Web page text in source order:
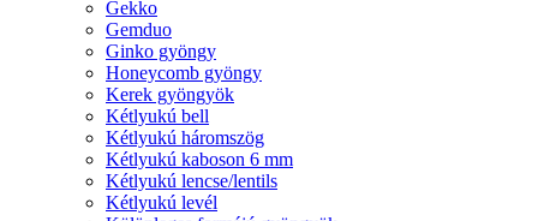
Gekko
Gemduo
Ginko gyöngy
Honeycomb gyöngy
Kerek gyöngyök
Kétlyukú bell
Kétlyukú háromszög
Kétlyukú kaboson 6 mm
Kétlyukú lencse/lentils
Kétlyukú levél